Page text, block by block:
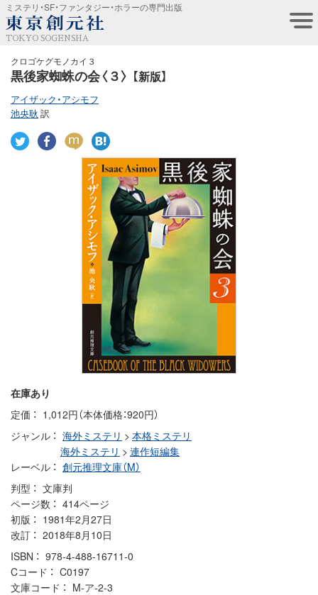
ミステリ・SF・ファンタジー・ホラーの専門出版
TOKYO SOGENSHA
クロゴケグモノカイ３
黒後家蜘蛛の会〈３〉 【新版】
アイザック・アシモフ
池央耿 訳
在庫あり
定価
1,012円（本体価格：920円）
ジャンル
海外ミステリ > 本格ミステリ
海外ミステリ > 連作短編集
レーベル
創元推理文庫（M）
判型
文庫判
ページ数
414ページ
初版
1981年2月27日
改訂
2018年8月10日
ISBN
978-4-488-16711-0
Cコード
C0197
文庫コード
M-ア-2-3